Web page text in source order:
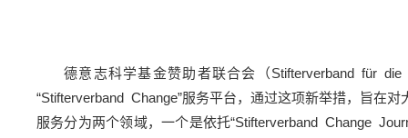
德意志科学基金赞助者联合会（Stifterverband für
“Stifterverband Change”服务平台，通过这项新举措，旨在
服务分为两个领域，一个是依托“Stifterverband Change